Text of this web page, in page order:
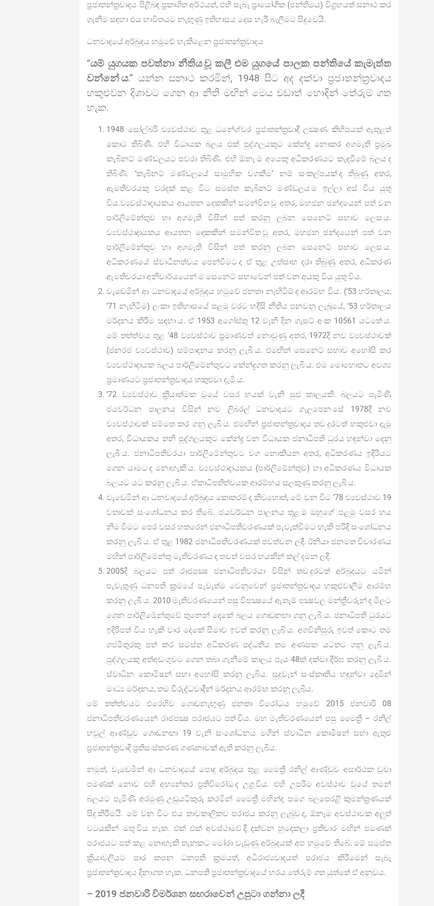
ප්‍රජාතන්ත්‍රවාදය පිළිබඳ ප්‍රකාශිත අර්ථයත්, එහි සැබෑ ප්‍රායෝගික (පන්තිමය) විග්‍රහයත් සනාථ කර
ගැනීම සඳහා එය භාවිතයට නැඟුණු ඉතිහාසය දෙස හැරී බැලීමට සිදුවෙයි.
ධනවාදයේ අර්බුදය හමුවේ හැකිළෙන ප්‍රජාතන්ත්‍රවාදය
“යම් යුගයක පවත්නා නීතිය වූ කලී එම යුගයේ පාලක පන්තියේ කැමැත්ත
වන්නේ ය.” යන්න සනාථ කරමින්, 1948 සිට අද දක්වා ප්‍රජාතන්ත්‍රවාදය
හකුළුවන දිශාවට ගෙන ආ නීති මඟින් මෙය වඩාත් හොඳින් තේරුම් ගත
හැක.
1948 සෝල්බරි ව්‍යවස්ථාව තුළ ධනේශ්වර ප්‍රජාතන්ත්‍රවාදී ලක්‍ෂණ කිහිපයක් ඇතුළත්
කොට තිබිණි. එහි විධායක බලය එක් පුද්ගලයකුට කේන්ද්‍ර නොකර අගමැති ප්‍රමුඛ
කැබිනට් මණ්ඩලයට පවරා තිබිණි. එහි ඕනෑ ම අයෙකු අධිකරණයට කැඳවීමේ බලය ද
තිබිණි. ‘කැබිනට් මණ්ඩලයේ සාමුහික වගකීම’ නම් සංකල්පයක් ද තිබුණු අතර,
ඇමතිවරයකු වරදක් කළ විට සමස්ත කැබිනට් මණ්ඩලය ම ඉල්ලා අස් විය යුතු
විය.ව්‍යවස්ථාදායකය ආයතන දෙකකින් සමන්විත වූ අතර, මහජන ඡන්දයෙන් පත් වන
පාර්ලිමේන්තුව හා අගමැති විසින් පත් කරනු ලබන සෙනෙට් සභාව ලෙස ය.
ව්‍යවස්ථාදායකය ආයතන දෙකකින් සමන්විත වූ අතර, මහජන ඡන්දයෙන් පත් වන
පාර්ලිමේන්තුව හා අගමැති විසින් පත් කරනු ලබන සෙනෙට් සභාව ලෙස ය.
අධිකරණයේ ස්වාධීනත්වය පෙන්වීමට ද ඒ තුළ උත්සාහ දරා තිබුණු අතර, අධිකරණ
ඇමතිවරයා අනිවාර්යයෙන් ම සෙනෙට් සභාවෙන් පත් වන අයකු විය යුතු විය.
වැඩෙමින් ආ ධනවාදයේ අර්බුදය හමුවේ ජනතා නැඟිටීම් ද ආරම්භ විය. (’53 හර්තාලය,
’71 නැඟිටීම) ලංකා ඉතිහාසයේ පළමු වරට හදිසි නීතිය පනවනු ලැබූයේ, ’53 හර්තාලය
මර්දනය කිරීම සඳහා ය. ඒ 1953 අගෝස්තු 12 වැනි දින ගැසට් අංක 10561 යටතේ ය.
මේ තත්ත්වය තුළ ’48 ව්‍යවස්ථාව ප්‍රමාණවත් නොවුණු අතර, 1972දී නව ව්‍යවස්ථාවක්
(ජනරජ ව්‍යවස්ථාව) සම්පාදනය කරනු ලැබී ය. එමඟින් සෙනෙට් සභාව අහෝසි කර
ව්‍යවස්ථාදායක බලය පාර්ලිමේන්තුවට කේන්ද්‍රගත කරනු ලැබී ය. එම මොහොතට අවශ්‍ය
ප්‍රමාණයට ප්‍රජාතන්ත්‍රවාදය හකුළුවා දැමී ය.
’72 ව්‍යවස්ථාව ක්‍රියාත්මක වූයේ වසර හයක් වැනි සුළු කාලයකි. බලයට පැමිණි
ජයවර්ධන පාලනය විසින් නව ලිබරල් ධනවාදයට ගැලපෙන සේ 1978දී නව
ව්‍යවස්ථාවක් සම්මත කර ගනු ලැබී ය. එමඟින් ප්‍රජාතන්ත්‍රවාදය තව දුරටත් හකුළුවා දැමූ
අතර, විධායකය තනි පුද්ගලයකුට කේන්ද්‍ර වන විධායක ජනාධිපති ධුරය හඳුන්වා දෙනු
ලැබී ය. ජනාධිපතිවරයා පාර්ලිමේන්තුවට වග නොකියන අතර, අධිකරණය ඉදිරියට
ගෙන යාමට ද නොහැකි ය. ව්‍යවස්ථාදායකය (පාර්ලිමේන්තුව) හා අධිකරණය විධායක
බලයට යට කරනු ලැබී ය. ඒකාධිපතිත්වයක ආරම්භය සලකුණු කරනු ලැබී ය.
වැඩෙමින් ආ ධනවාදයේ අර්බුදය කොතරම් ද කිවහොත්, මේ වන විට ’78 ව්‍යවස්ථාව 19
වතාවක් සංශෝධනය කර තිබේ. ජයවර්ධන පාලනය තුළ ම ඔහුගේ පළමු වසර හය
නිම වීමට පෙර වසර හතරෙන් ජනාධිපතිවරණයක් පැවැත්වීමට හැකි පරිදි සංශෝධනය
කරනු ලැබී ය. ඒ තුළ 1982 ජනාධිපතිවරණයක් පවත්වන ලදී. ඊනියා ජනමත විචාරණය
මඟින් පාර්ලිමේන්තු මැතිවරණය ද තවත් වසර හයකින් කල් දමන ලදී.
2005දී බලයට පත් රාජපක්‍ෂ ජනාධිපතිවරයා විසින් තව දුරටත් අර්බුදයට යමින්
පැවැතුණු ධනපති ක්‍රමයේ පැවැත්ම වෙනුවෙන් ප්‍රජාතන්ත්‍රවාදය හකුළුවාලීම ආරම්භ
කරනු ලැබී ය. 2010 මැතිවරණයෙන් පසු විපක්‍ෂයේ ඇතැම් පක්‍ෂවල මන්ත්‍රීවරුන් ද මිලට
ගෙන පාර්ලිමේන්තුවේ තුනෙන් දෙකේ බලය ගොඩනඟා ගනු ලැබී ය. ජනාධිපති ධුරයට
ඉදිරිපත් විය හැකි වාර දෙකේ සීමාව ඉවත් කරනු ලැබී ය. අගවිනිසුරු ඉවත් කොට තම
ගජමිතුරකු පත් කර සමස්ත අධිකරණ පද්ධතිය තම අණසක යටතට ගනු ලැබී ය.
පුද්ගලයකු අත්අඩංගුවට ගෙන තබා ගැනීමේ කාලය පැය 48ක් දක්වා දීර්ඝ කරනු ලැබී ය.
ස්වාධීන කොමිෂන් සභා අහෝසි කරනු ලැබීය. සුදුවෑන් සංස්කෘතිය හඳුන්වා දෙමින්
මාධ්‍ය මර්දනය, තම විරුද්ධවාදීන් මර්දනය ආරම්භ කරනු ලැබීය.
මේ තත්ත්වයට එරෙහිව ගොඩනැඟුණු ජනතා විරෝධය හමුවේ 2015 ජනවාරි 08
ජනාධිපතිවරණයෙන් රාජපක්‍ෂ පරාජයට පත් විය. මහ මැතිවරණයෙන් පසු මෛත්‍රී – රනිල්
හවුල් ආණ්ඩුව ගොඩනඟා 19 වැනි සංශෝධනය මගින් ස්වාධීන කොමිෂන් සභා ඇතුළු
ප්‍රජාතන්ත්‍රවාදී ප්‍රතිසංස්කරණ ගණනාවක් ඇති කරනු ලැබීය.
නමුත්, වැඩෙමින් ආ ධනවාදයේ පොදු අර්බුදය තුළ මෛත්‍රී රනිල් ආණ්ඩුව අසාර්ථක වූවා
පමණක් නොව එහි අභ්‍යන්තර ප්‍රතිවිරෝධ ද උග්‍ර විය. එහි උපරිම අවස්ථාව වූයේ තමන්
බලයට පැමිණි අරමුණු උඩුයටිකුරු කරමින් මෛත්‍රී මහින්ද සමග බලපෙරළි කුමන්ත්‍රණයක්
සිදු කිරීමයි. මේ වන විට එය තාවකාලිකව පරාජය කරනු ලැබුව ද, ඕනෑම අවස්ථාවක අලුත්
වටයකින් මතු විය හැක. එක් එක් අවස්ථාවේ දී දක්වන හුදෙකලා ප්‍රතිචාර මඟින් පමණක්
පරාජයට පත් කළ නොහැකි තැනකට මෝරා වැඩුණු අර්බුදයක් අප හමුවේ තිබේ. මේ සමස්ත
ක්‍රියාවලියට පාර කපන ධනපති ක්‍රමයත්, අධිරාජ්‍යවාදයත් පරාජය කිරීමෙන් සැබෑ
ප්‍රජාතන්ත්‍රවාදය දිනාගත හැක. ධනපති ප්‍රජාතන්ත්‍රවාදයේ හරය තේරුම් ගත යුත්තේ ඒ අනුවය.
– 2019 ජනවාරි විමර්ශන සඟරාවෙන් උපුටා ගන්නා ලදී